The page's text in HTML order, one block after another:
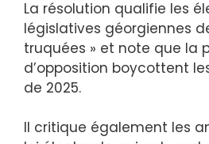
La résolution qualifie les
législatives géorgiennes
truquées » et note que la
d’opposition boycottent
de 2025.
Il critique également les